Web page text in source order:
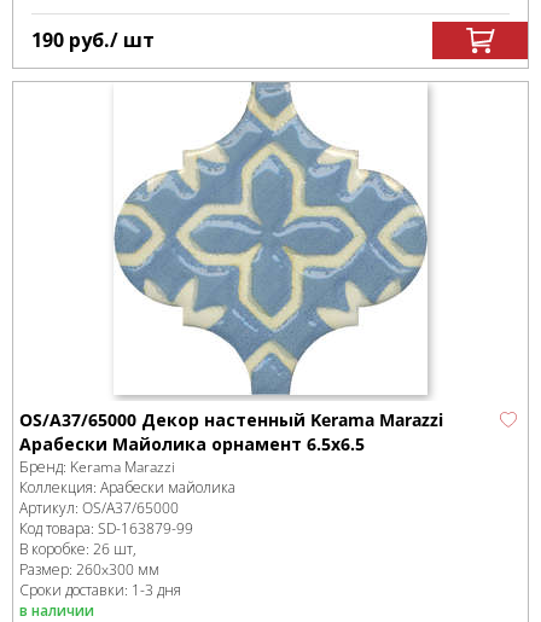
190 руб./ шт
OS/A37/65000 Декор настенный Kerama Marazzi
Арабески Майолика орнамент 6.5x6.5
Бренд: Kerama Marazzi
Коллекция: Арабески майолика
Артикул: OS/A37/65000
Код товара: SD-163879-99
В коробке: 26 шт,
Размер: 260x300 мм
Сроки доставки: 1-3 дня
в наличии